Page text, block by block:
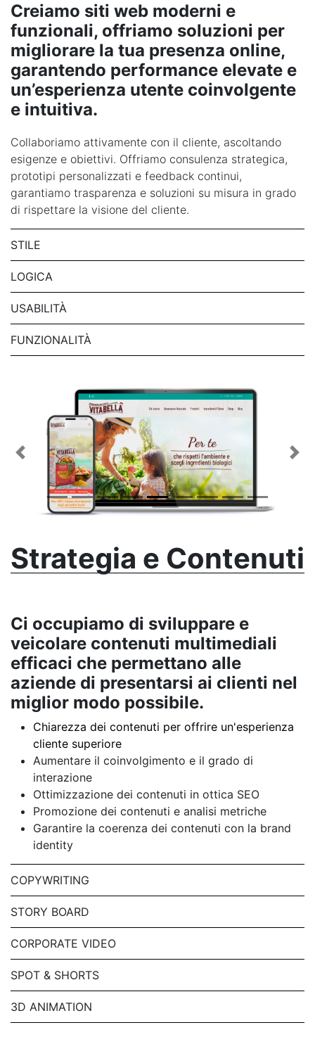
Creiamo siti web moderni e
funzionali, offriamo soluzioni per
migliorare la tua presenza online,
garantendo performance elevate e
un’esperienza utente coinvolgente
e intuitiva.
Collaboriamo attivamente con il cliente, ascoltando
esigenze e obiettivi. Offriamo consulenza strategica,
prototipi personalizzati e feedback continui,
garantiamo trasparenza e soluzioni su misura in grado
di rispettare la visione del cliente.
STILE
LOGICA
USABILITÀ
FUNZIONALITÀ
Previous
Strategia e Contenuti
Ci occupiamo di sviluppare e
veicolare contenuti multimediali
efficaci che permettano alle
aziende di presentarsi ai clienti nel
miglior modo possibile.
Chiarezza dei contenuti per offrire un'esperienza
cliente superiore
Aumentare il coinvolgimento e il grado di
interazione
Ottimizzazione dei contenuti in ottica SEO
Promozione dei contenuti e analisi metriche
Garantire la coerenza dei contenuti con la brand
identity
COPYWRITING
STORY BOARD
CORPORATE VIDEO
SPOT & SHORTS
3D ANIMATION